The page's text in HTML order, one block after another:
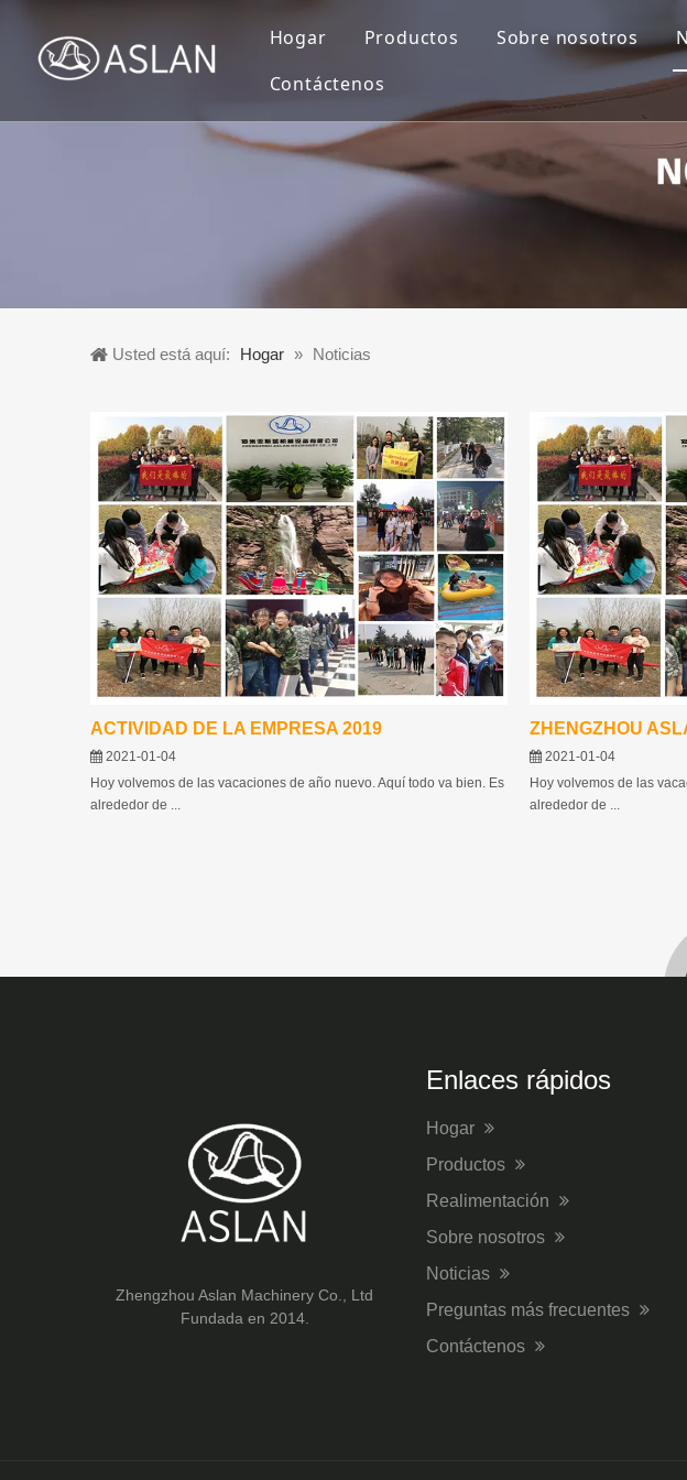
Hogar Productos
Máquina de carne
Máquina de embalaje
Sobre nosotros
Contáctenos
Usted está aquí: Hogar » Noticias
ACTIVIDAD DE LA EMPRESA 2019
2021-01-04
Hoy volvemos de las vacaciones de año nuevo. Aquí todo va bien. Es
alrededor de ...
ZHENGZHOU
2021-01-04
Hoy volvemos de las
alrededor de ...
Zhengzhou Aslan Machinery Co., Ltd
Fundada en 2014.
Enlaces rápidos
Hogar
Productos
Realimentación
Sobre nosotros
Noticias
Preguntas más frecuentes
Contáctenos